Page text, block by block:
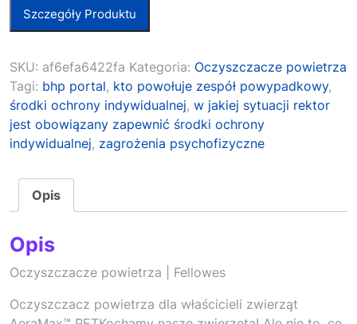
Szczegóły Produktu
SKU: af6efa6422fa Kategoria: Oczyszczacze powietrza
Tagi: bhp portal, kto powołuje zespół powypadkowy,
środki ochrony indywidualnej, w jakiej sytuacji rektor
jest obowiązany zapewnić środki ochrony
indywidualnej, zagrożenia psychofizyczne
Opis
Opis
Oczyszczacze powietrza | Fellowes
Oczyszczacz powietrza dla właścicieli zwierząt